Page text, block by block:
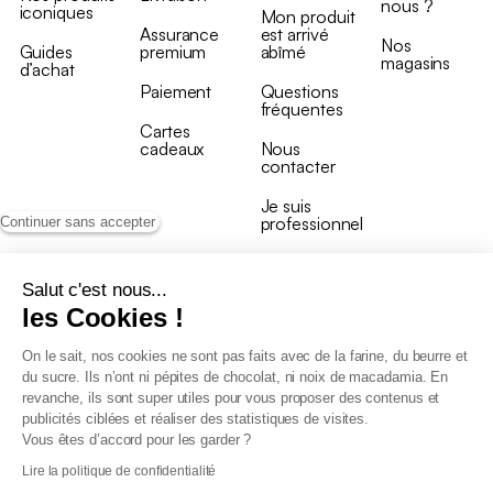
Continuer sans accepter
Salut c'est nous...
les Cookies !
On le sait, nos cookies ne sont pas faits avec de la farine, du beurre et
du sucre. Ils n’ont ni pépites de chocolat, ni noix de macadamia. En
revanche, ils sont super utiles pour vous proposer des contenus et
publicités ciblées et réaliser des statistiques de visites.
Vous êtes d’accord pour les garder ?
Lire la politique de confidentialité
iconiques
Guides
d’achat
Assurance
premium
Paiement
Cartes
cadeaux
Mon produit
est arrivé
abîmé
Questions
fréquentes
Nous
contacter
Je suis
professionnel
nous ?
Nos
magasins
Conditions générales de vente
Conditions générales du programme de fidélité
Charte de données personnelles
Conditions générales de vente Pro
Déclaration d’accessibilité